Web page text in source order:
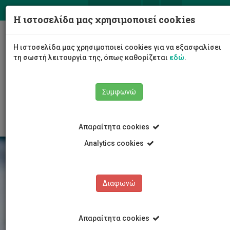
Σχολή Επιστημών Υγείας
Τμήμα Νοσηλευτικής
Νέα/Ανακοινώσεις
Η ιστοσελίδα μας χρησιμοποιεί cookies
Η ιστοσελίδα μας χρησιμοποιεί cookies για να εξασφαλίσει
τη σωστή λειτουργία της, όπως καθορίζεται εδώ.
Συμφωνώ
Απαραίτητα cookies
Analytics cookies
Διαφωνώ
Απαραίτητα cookies